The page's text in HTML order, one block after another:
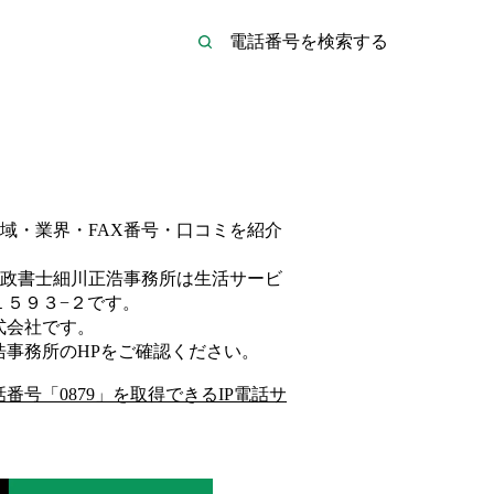
・業界・FAX番号・口コミを紹介
書士細川正浩事務所は生活サービ
９３−２ です。
会社です。
事務所のHPをご確認ください。
号「 0879 」を取得できるIP電話サ